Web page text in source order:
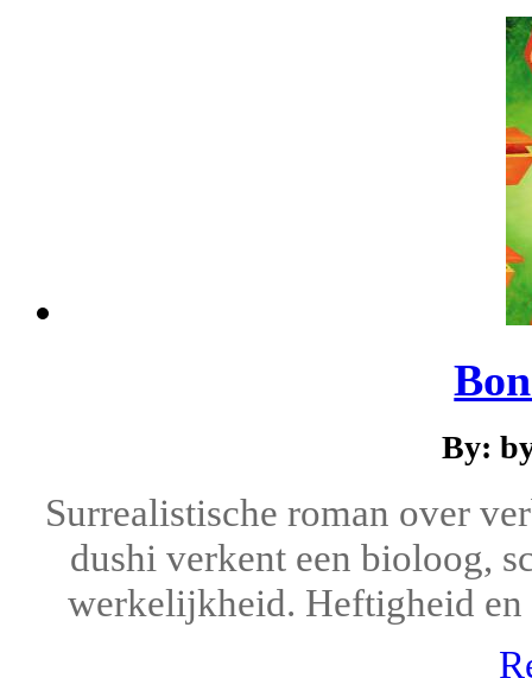
By:
Surrealistische roman over
dushi verkent een bioloog,
werkelijkheid. Heftigheid en